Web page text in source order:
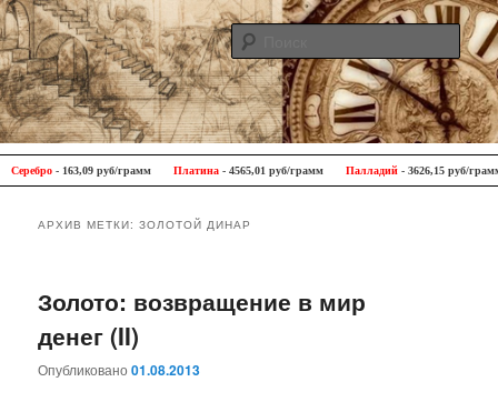
Antique Trip
Главное меню
Перейти к основному содержимому
Перейти к дополнительному содержимому
- 163,09 руб/грамм Платина- 4565,01 руб/грамм Палладий- 3626,15 руб/грамм
АРХИВ МЕТКИ:ЗОЛОТОЙ ДИНАР
Золото: возвращение в мир
денег (II)
Опубликовано01.08.2013